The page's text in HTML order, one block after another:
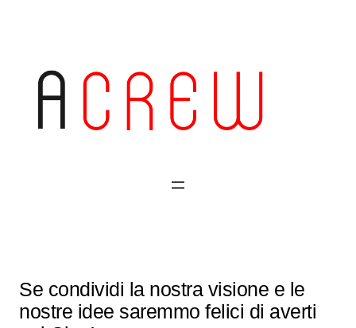
Se condividi la nostra visione e le
nostre idee saremmo felici di averti